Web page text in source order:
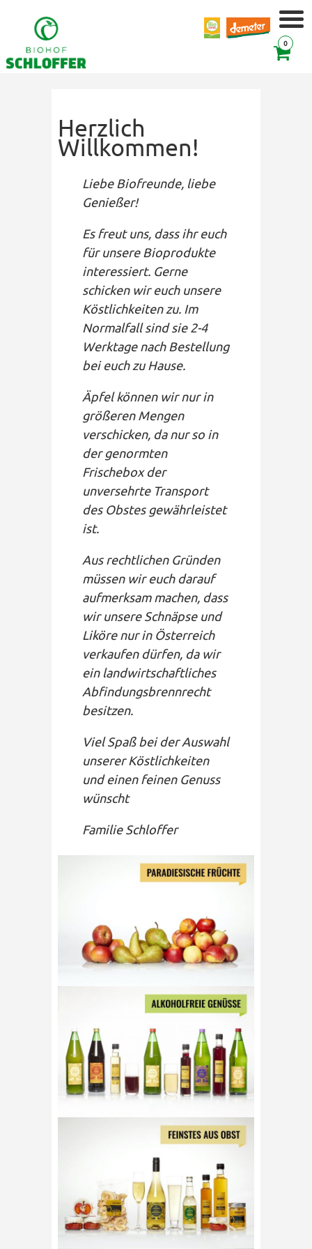
0
Herzlich
Willkommen!
Liebe Biofreunde, liebe
Genießer!
Es freut uns, dass ihr euch
für unsere Bioprodukte
interessiert. Gerne
schicken wir euch unsere
Köstlichkeiten zu. Im
Normalfall sind sie 2-4
Werktage nach Bestellung
bei euch zu Hause.
Äpfel können wir nur in
größeren Mengen
verschicken, da nur so in
der genormten
Frischebox der
unversehrte Transport
des Obstes gewährleistet
ist.
Aus rechtlichen Gründen
müssen wir euch darauf
aufmerksam machen, dass
wir unsere Schnäpse und
Liköre nur in Österreich
verkaufen dürfen, da wir
ein landwirtschaftliches
Abfindungsbrennrecht
besitzen.
Viel Spaß bei der Auswahl
unserer Köstlichkeiten
und einen feinen Genuss
wünscht
Familie Schloffer